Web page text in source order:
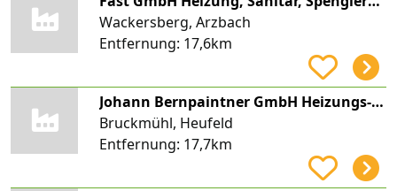
Wackersberg, Arzbach
Entfernung: 17,6km
Johann Bernpaintner GmbH Heizungs- und Lüftungsbau
Bruckmühl, Heufeld
Entfernung: 17,7km